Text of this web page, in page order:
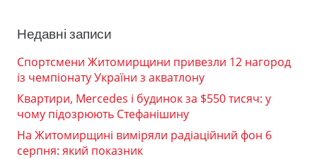
Недавні записи
Спортсмени Житомирщини привезли 12 нагород
із чемпіонату України з акватлону
Квартири, Mercedes і будинок за $550 тисяч: у
чому підозрюють Стефанішину
На Житомирщині виміряли радіаційний фон 6
серпня: який показник